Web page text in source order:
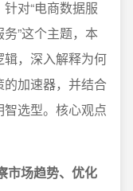
对“电商数据服
”这个主题，本
，深入解释为何
加速器，并结合
选型。核心观点
市场趋势、优化